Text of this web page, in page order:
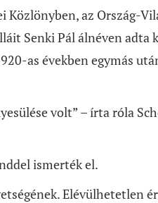
az Ország-
Senki Pál álnéven adta
as években egymás
volt” – írta róla
ismerték el.
Elévülhetetlen